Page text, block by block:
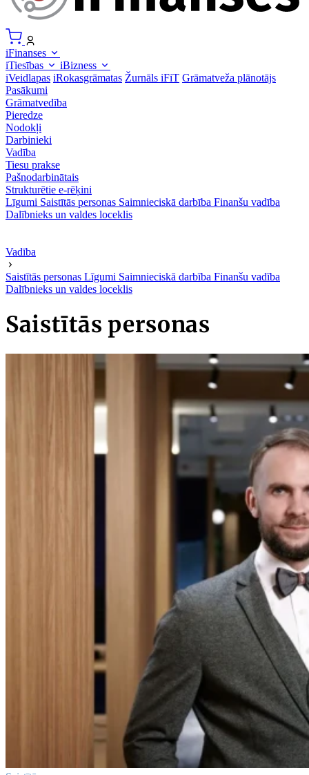
iFinanses
iTiesības
iBizness
iVeidlapas iRokasgrāmatas Žurnāls iFiT Grāmatveža plānotājs
Pasākumi
Grāmatvedība
Pieredze
Nodokļi
Darbinieki
Vadība
Tiesu prakse
Pašnodarbinātais
Strukturētie e-rēķini
Līgumi Saistītās personas Saimnieciskā darbība Finanšu vadība
Dalībnieks un valdes loceklis
Vadība
Saistītās personas Līgumi Saimnieciskā darbība Finanšu vadība
Dalībnieks un valdes loceklis
Saistītās personas